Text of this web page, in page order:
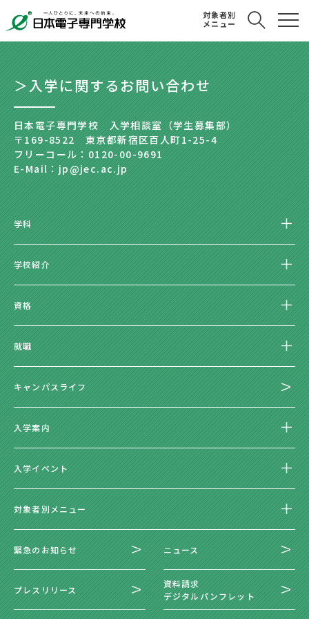
対象者別
メニュー
＞入学に関するお問い合わせ
日本電子専門学校 入学相談室（学生募集部）
〒169-8522 東京都新宿区百人町1-25-4
フリーコール：0120-00-9691
E-Mail：jp@jec.ac.jp
学科
学校紹介
資格
就職
キャンパスライフ
入学案内
入学イベント
対象者別メニュー
緊急のお知らせ ニュース
プレスリリース
資料請求
デジタルパンフレット